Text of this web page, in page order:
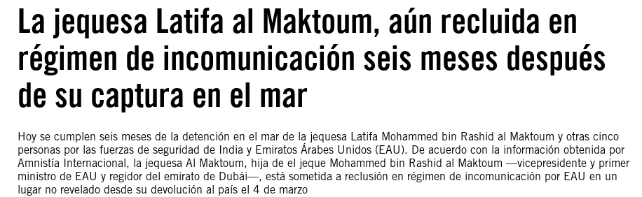
La jequesa Latifa al Maktoum, aún recluida en
régimen de incomunicación seis meses después
de su captura en el mar
Hoy se cumplen seis meses de la detención en el mar de la jequesa Latifa Mohammed bin Rashid al Maktoum y otras cinco
personas por las fuerzas de seguridad de India y Emiratos Árabes Unidos (EAU). De acuerdo con la información obtenida por
Amnistía Internacional, la jequesa Al Maktoum, hija de el jeque Mohammed bin Rashid al Maktoum —vicepresidente y primer
ministro de EAU y regidor del emirato de Dubái—, está sometida a reclusión en régimen de incomunicación por EAU en un
lugar no revelado desde su devolución al país el 4 de marzo